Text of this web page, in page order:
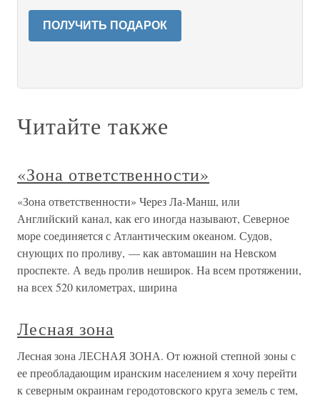
ПОЛУЧИТЬ ПОДАРОК
Читайте также
«Зона ответственности»
«Зона ответственности» Через Ла-Манш, или
Английский канал, как его иногда называют, Северное
море соединяется с Атлантическим океаном. Судов,
снующих по проливу, — как автомашин на Невском
проспекте. А ведь пролив неширок. На всем протяжении,
на всех 520 километрах, ширина
Лесная зона
Лесная зона ЛЕСНАЯ ЗОНА. От южной степной зоны с
ее преобладающим иранским населением я хочу перейти
к северным окраинам геродотовского круга земель с тем,